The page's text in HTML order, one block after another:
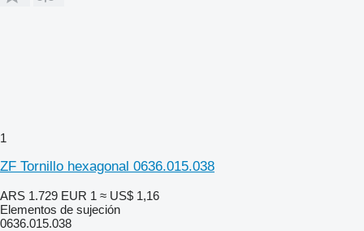
1
ZF Tornillo hexagonal 0636.015.038
ARS 1.729 EUR 1 ≈ US$ 1,16
Elementos de sujeción
0636.015.038